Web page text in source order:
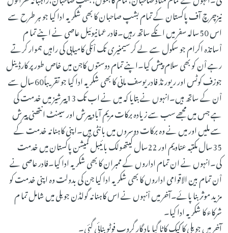
نیزچرچ آف پاکستان کے تمام بشپ صاحبان کا بھی شکریہ ادا کیا جو ہر طرح سے
اس 50سالہ سفر میں انکے ساتھ رہیں۔فادر عمانیوئیل عاصی نے اپنے تما م
اْساتذہ اکرام جو سکول سے لے کر سیمنیری تک اْنکی کامیابی کی راہیں ہموار کرتے
رہے اْن کو بھی سلام پیش کیا۔اپنے تمام دوستوں کاجن میں خاص طور پر کارڈینل
جوزف کوٹس اور ریورنڈ فادر یوسف مانی کا بھی شکریہ ادا کیا جو تقریباً60سال سے
اْن کے ساتھ ہیں۔انہوں نے بتایا کہ میں نے اب تک 13پیرشیز میں خدمت کی
ہے جس میں مجھے سب سے زیادہ برکات مریم آباد پیرش اور سینٹ انتھنی پیرش
سے ملیں اور میں نے وہ برکات دوسروں میں بانٹی ہیں۔اپنی کاہنانہ خدمت کے
35سال مکتبہ عناویم اور 22سال کیتھولک بائیبل کمیشن پاکستان میں خدمت
کی۔انہوں نے ان تمام اداروں کے ممبران کا بھی شکریہ ادا کیا۔فادر عاصی نے
اْن تمام بین الاقوامی اداروں کا بھی شکریہ ادا کیا جن کی بدولت وہ اپنی خدمت کو
مزید موثر بنا پائے۔آخر میں اْنہوں نے اس کاہنانہ گولڈن جوبلی میں شامل تما م
شرکاء کا شکریہ ادا کیا۔
آخر میں جوبلی کا کیک کاٹا گیا یاد گار گروپ فوٹو بنائی گئی۔